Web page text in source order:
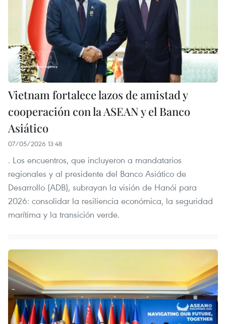
Vietnam fortalece lazos de amistad y
cooperación con la ASEAN y el Banco
Asiático
07/05/2026 13:48
. Los encuentros, que incluyeron a mandatarios
regionales y al presidente del Banco Asiático de
Desarrollo (ADB), subrayan la visión de Hanói para
2026: consolidar la resiliencia económica, la seguridad
marítima y la transición verde.